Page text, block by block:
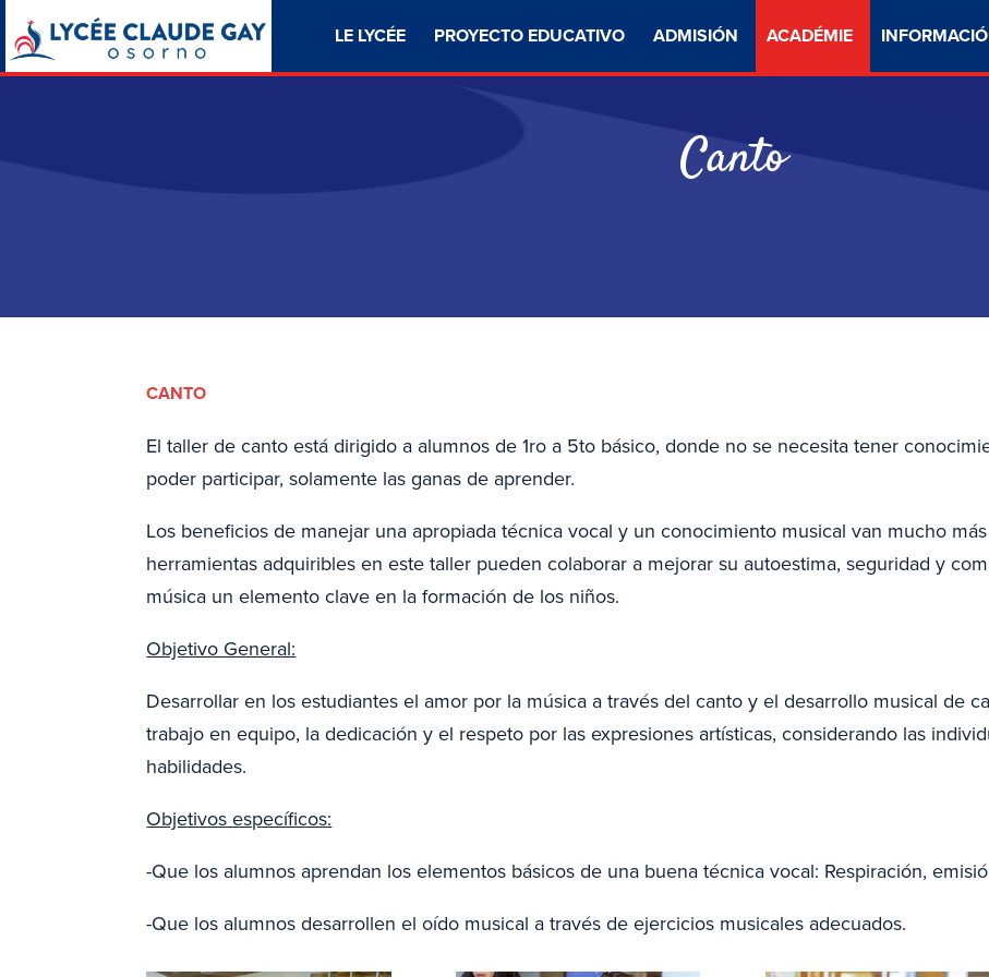
LE LYCÉE PROYECTO EDUCATIVO ADMISIÓN ACADÉMIE
Canto
CANTO
El taller de canto está dirigido a alumnos de 1ro a 5to básico, donde no se necesita tener
poder participar, solamente las ganas de aprender.
Los beneficios de manejar una apropiada técnica vocal y un conocimiento musical van mucho
herramientas adquiribles en este taller pueden colaborar a mejorar su autoestima, seguridad y
música un elemento clave en la formación de los niños.
Objetivo General:
Desarrollar en los estudiantes el amor por la música a través del canto y el desarrollo musical de
trabajo en equipo, la dedicación y el respeto por las expresiones artísticas, considerando las
habilidades.
Objetivos específicos:
-Que los alumnos aprendan los elementos básicos de una buena técnica vocal: Respiración,
-Que los alumnos desarrollen el oído musical a través de ejercicios musicales adecuados.